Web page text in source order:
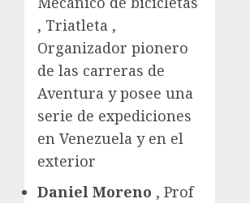
, Triatleta ,
Organizador pionero
de las carreras de
Aventura y posee una
serie de expediciones
en Venezuela y en el
exterior
Daniel Moreno , Prof